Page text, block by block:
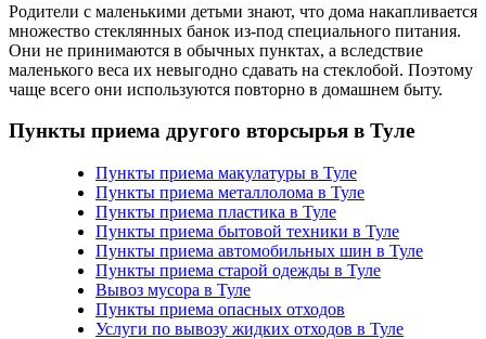
Родители с маленькими детьми знают, что дома накапливается
множество стеклянных банок из-под специального питания.
Они не принимаются в обычных пунктах, а вследствие
маленького веса их невыгодно сдавать на стеклобой. Поэтому
чаще всего они используются повторно в домашнем быту.
Пункты приема другого вторсырья в Туле
Пункты приема макулатуры в Туле
Пункты приема металлолома в Туле
Пункты приема пластика в Туле
Пункты приема бытовой техники в Туле
Пункты приема автомобильных шин в Туле
Пункты приема старой одежды в Туле
Вывоз мусора в Туле
Пункты приема опасных отходов
Услуги по вывозу жидких отходов в Туле